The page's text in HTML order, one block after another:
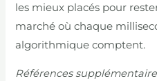
les mieux placés pour
marché où chaque
algorithmique comptent.
Références